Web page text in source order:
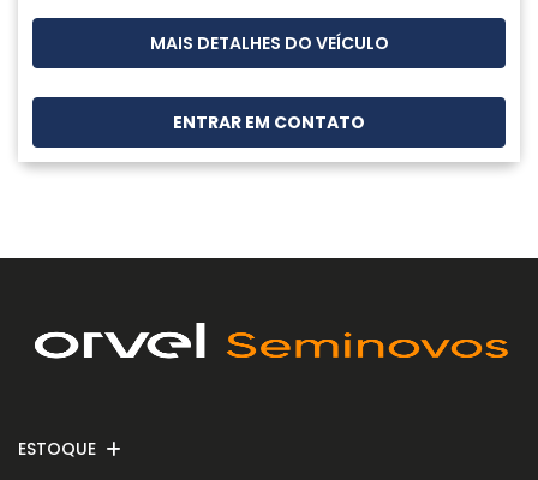
MAIS DETALHES DO VEÍCULO
ENTRAR EM CONTATO
ESTOQUE